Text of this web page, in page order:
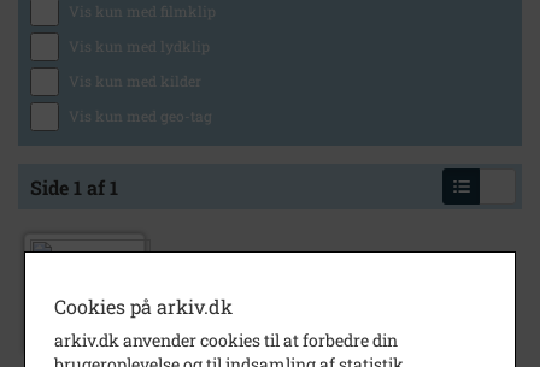
Vis kun med filmklip
Vis kun med lydklip
Vis kun med kilder
Vis kun med geo-tag
Side 1 af 1
Cookies på arkiv.dk
arkiv.dk anvender cookies til at forbedre din